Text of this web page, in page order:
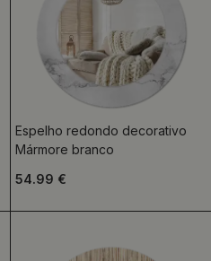
Espelho redondo decorativo
Mármore branco
54.99 €